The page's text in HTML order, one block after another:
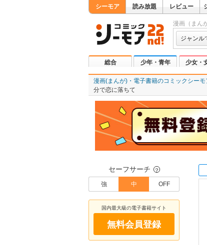
シーモア 読み放題 レビュー
漫画（まん
ジャンル
総合 少年・青年 少女・
漫画(まんが)・電子書籍のコミックシーモ
分で恋に落ちて
セーフサーチ ？
強 中 OFF
国内最大級の電子書籍サイト
無料会員登録